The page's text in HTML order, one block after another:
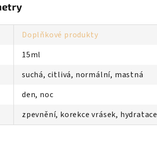
Doplňkové produkty
15ml
suchá, citlivá, normální, mastná
den, noc
zpevnění, korekce vrásek, hydratace